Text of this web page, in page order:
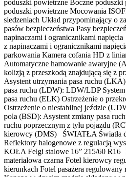
poduszki powietrzne Boczne
poduszki powietrzne Mocowania
siedzeniach Układ przypominający o
pasów bezpieczeństwa Pasy
napinaczami i ogranicznikami
z napinaczami i ogranicznikami
parkowania Kamera cofania HD z
Automatyczne hamowanie awaryjne
kolizją z przeszkodą znajdującą się z
Asystent utrzymania pasa ruchu
pasa ruchu (LDW): LDW/LDP
pasa ruchu (ELK) Ostrzeżenie o
Ostrzeżenie o niestabilnej jeździe
pola (BSD): Asystent zmiany pasa
ruchu poprzecznym z tyłu pojazdu
kierowcy (DMS) ŚWIATŁA Światła
Reflektory halogenowe z regulacją
KOŁA Felgi stalowe 16” 215/60
materiałowa czarna Fotel kierowcy
kierunkach Fotel pasażera